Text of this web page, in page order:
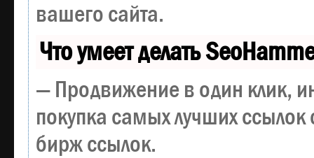
вашего сайта.
Что умеет делать
— Продвижение в один клик,
покупка самых лучших ссылок
бирж ссылок.